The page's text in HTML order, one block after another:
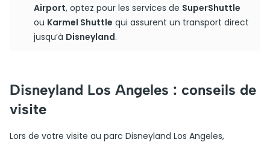
Airport, optez pour les services de SuperShuttle
ou Karmel Shuttle qui assurent un transport direct
jusqu’à Disneyland.
Disneyland Los Angeles : conseils de
visite
Lors de votre visite au parc Disneyland Los Angeles,